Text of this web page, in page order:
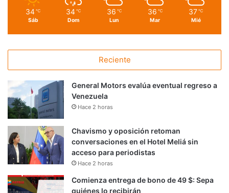
34 ℃
Sáb
34 ℃
Dom
36 ℃
Lun
36 ℃
Mar
37 ℃
Mié
Reciente
General Motors evalúa eventual regreso a
Venezuela
Hace 2 horas
Chavismo y oposición retoman
conversaciones en el Hotel Meliá sin
acceso para periodistas
Hace 2 horas
Comienza entrega de bono de 49 $: Sepa
quiénes lo recibirán